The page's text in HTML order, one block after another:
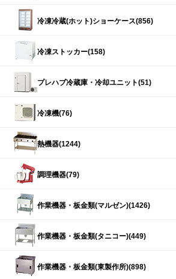
冷凍冷蔵(ホット)ショーケース(856)
冷凍ストッカー(158)
プレハブ冷蔵庫・冷却ユニット(51)
冷凍機(76)
熱機器(1244)
調理機器(79)
作業機器・板金類(マルゼン)(1426)
作業機器・板金類(タニコー)(449)
作業機器・板金類(東製作所)(898)